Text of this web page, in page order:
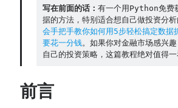
写在前面的话： 有一个用Python免费
据的方法，特别适合想自己做投资分析
会手把手教你如何用5步轻松搞定数据
要花一分钱。如果你对金融市场感兴
自己的投资策略，这篇教程绝对值得一
前言